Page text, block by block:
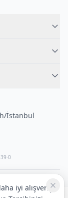
/İstanbul
0
iyi alışveriş